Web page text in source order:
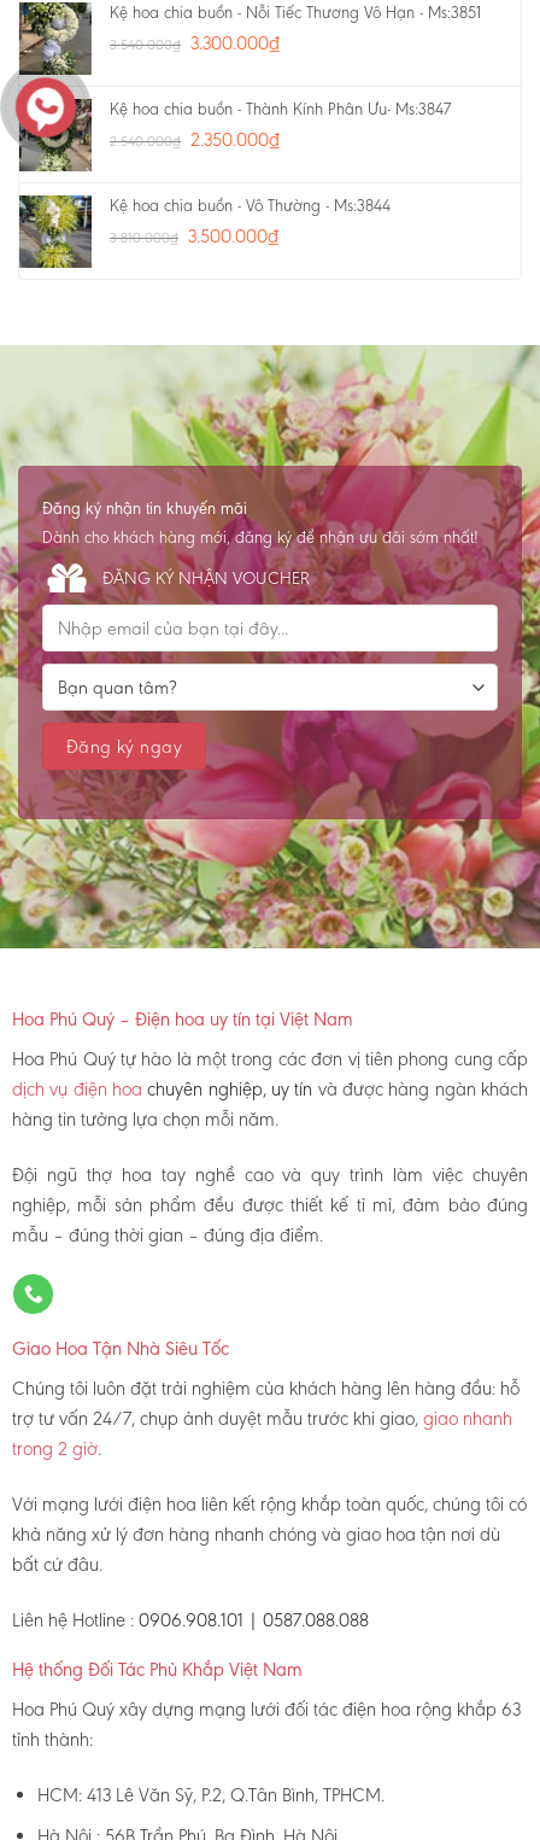
Kệ hoa chia buồn - Nỗi Tiếc Thương Vô Hạn - Ms:3851
3.540.000₫ 3.300.000₫
Kệ hoa chia buồn - Thành Kính Phân Ưu- Ms:3847
2.540.000₫ 2.350.000₫
Kệ hoa chia buồn - Vô Thường - Ms:3844
3.810.000₫ 3.500.000₫
Đăng ký nhận tin khuyến mãi
Dành cho khách hàng mới, đăng ký để nhận ưu đãi sớm nhất!
ĐĂNG KÝ NHẬN VOUCHER
Hoa Phú Quý – Điện hoa uy tín tại Việt Nam
Hoa Phú Quý tự hào là một trong các đơn vị tiên phong cung cấp
dịch vụ điện hoachuyên nghiệp, uy tín và được hàng ngàn khách
hàng tin tưởng lựa chọn mỗi năm.
Đội ngũ thợ hoa tay nghề cao và quy trình làm việc chuyên
nghiệp, mỗi sản phẩm đều được thiết kế tỉ mỉ, đảm bảo đúng
mẫu – đúng thời gian – đúng địa điểm.
Giao Hoa Tận Nhà Siêu Tốc
Chúng tôi luôn đặt trải nghiệm của khách hàng lên hàng đầu: hỗ
trợ tư vấn 24/7, chụp ảnh duyệt mẫu trước khi giao,giao nhanh
trong 2 giờ.
Với mạng lưới điện hoa liên kết rộng khắp toàn quốc, chúng tôi có
khả năng xử lý đơn hàng nhanh chóng và giao hoa tận nơi dù
bất cứ đâu.
Liên hệ Hotline : 0906.908.101 | 0587.088.088
Hệ thống Đối Tác Phủ Khắp Việt Nam
Hoa Phú Quý xây dựng mạng lưới đối tác điện hoa rộng khắp 63
tỉnh thành:
HCM: 413 Lê Văn Sỹ, P.2, Q.Tân Bình, TPHCM.